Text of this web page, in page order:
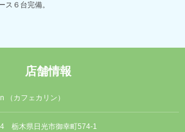
ス６台完備。
店舗情報
（カフェカリン）
栃木県日光市御幸町574-1